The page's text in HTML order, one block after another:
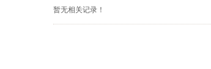
暂无相关记录！